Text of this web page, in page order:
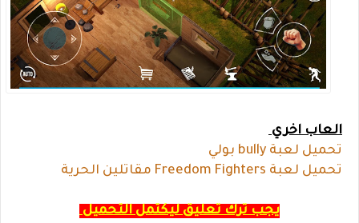
العاب اخري
تحميل لعبة bully بولي
تحميل لعبة Freedom Fighters مقاتلين الحرية
يجب ترك تعليق ليكتمل التحميل